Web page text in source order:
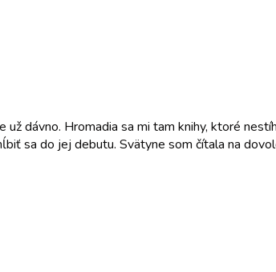
dávno. Hromadia sa mi tam knihy, ktoré
sa do jej debutu. Svätyne som čítala na